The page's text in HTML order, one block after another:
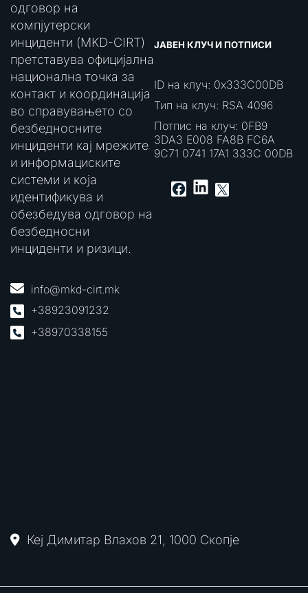
одговор на
компјутерски
инциденти (MKD-CIRT)
претставува официјална
национална точка за
контакт и координација
во справувањето со
безбедносните
инциденти кај мрежите
и информациските
системи и која
идентификува и
обезбедува одговор на
безбедносни
инциденти и ризици.
info@mkd-cirt.mk
+38923091232
+38970338155
ЈАВЕН КЛУЧ И ПОТПИСИ
ID на клуч: 0x333C00DB
Тип на клуч: RSA 4096
Потпис на клуч: 0FB9
3DA3 E008 FA8B FC6A
9C71 0741 17A1 333C 00DB
Facebook
LinkedIn
X
Кеј Димитар Влахов 21, 1000 Скопје